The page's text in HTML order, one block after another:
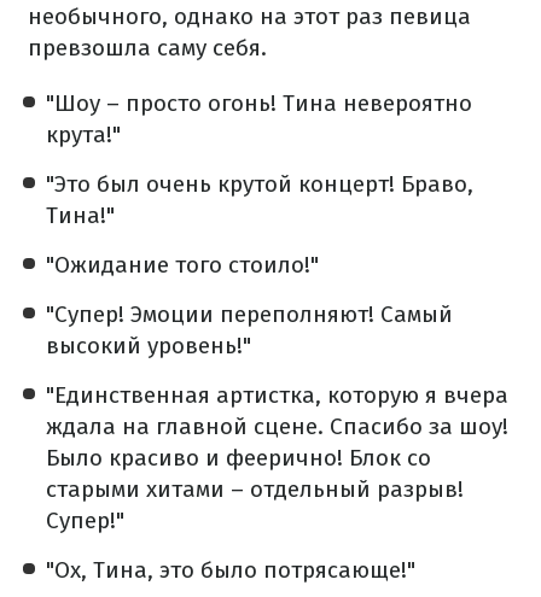
необычного, однако на этот раз певица
превзошла саму себя.
"Шоу – просто огонь! Тина невероятно
крута!"
"Это был очень крутой концерт! Браво,
Тина!"
"Ожидание того стоило!"
"Супер! Эмоции переполняют! Самый
высокий уровень!"
"Единственная артистка, которую я вчера
ждала на главной сцене. Спасибо за шоу!
Было красиво и феерично! Блок со
старыми хитами – отдельный разрыв!
Супер!"
"Ох, Тина, это было потрясающе!"